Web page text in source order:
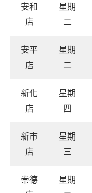
安和
店
星期
二
安平
店
星期
二
新化
店
星期
四
新市
店
星期
三
崇德
星期